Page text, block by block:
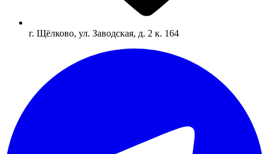
г. Щёлково, ул. Заводская, д. 2 к. 164